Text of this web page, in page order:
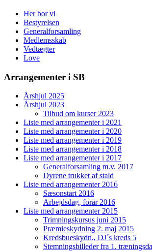
Her bor vi
Bestyrelsen
Generalforsamling
Medlemsskab
Vedtægter
Love
Arrangementer i SB
Årshjul 2025
Årshjul 2023
Tilbud om kurser 2023
Liste med arrangementer i 2021
Liste med arrangementer i 2020
Liste med arrangementer i 2019
Liste med arrangementer i 2018
Liste med arrangementer i 2017
Generalforsamling m.v. 2017
Dyrene trukket af stald
Liste med arrangementer 2016
Sæsonstart 2016
Arbejdsdag, forår 2016
Liste med arrangementer 2015
Trimningskursus juni 2015
Præmieskydning 2. maj 2015
Kredsbueskydn., DJ´s kreds 5
Stemningsbilleder fra 1.